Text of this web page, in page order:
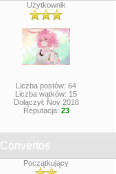
Użytkownik
Liczba postów: 64
Liczba wątków: 15
Dołączył: Nov 2018
Reputacja: 23
Convertos
Początkujący